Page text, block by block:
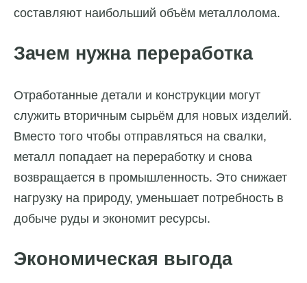
составляют наибольший объём металлолома.
Зачем нужна переработка
Отработанные детали и конструкции могут
служить вторичным сырьём для новых изделий.
Вместо того чтобы отправляться на свалки,
металл попадает на переработку и снова
возвращается в промышленность. Это снижает
нагрузку на природу, уменьшает потребность в
добыче руды и экономит ресурсы.
Экономическая выгода